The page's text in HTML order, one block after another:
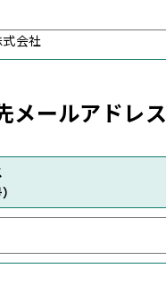
式会社
メールアドレス